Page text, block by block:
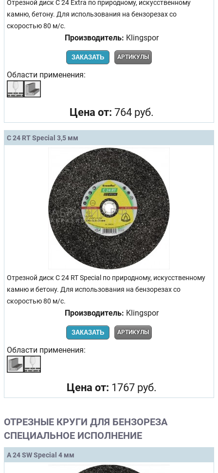
Отрезной диск C 24 Extra по природному, искусственному
камню, бетону. Для использования на бензорезах со
скоростью 80 м/с.
Производитель: Klingspor
ЗАКАЗАТЬ АРТИКУЛЫ
Области применения:
Цена от: 764 руб.
C 24 RT Special 3,5 мм
Отрезной диск C 24 RT Special по природному, искусственному
камню и бетону. Для использования на бензорезах со
скоростью 80 м/с.
Производитель: Klingspor
ЗАКАЗАТЬ АРТИКУЛЫ
Области применения:
Цена от: 1767 руб.
ОТРЕЗНЫЕ КРУГИ ДЛЯ БЕНЗОРЕЗА
СПЕЦИАЛЬНОЕ ИСПОЛНЕНИЕ
A 24 SW Special 4 мм